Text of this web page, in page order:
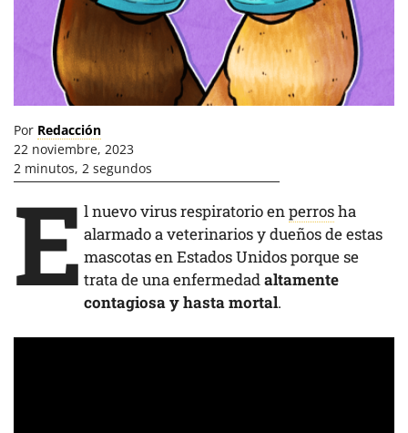
Por Redacción
22 noviembre, 2023
2 minutos, 2 segundos
E l nuevo virus respiratorio enperrosha
alarmado a veterinarios y dueños de estas
mascotas en Estados Unidos porque se
trata de una enfermedadaltamente
contagiosa y hasta mortal.